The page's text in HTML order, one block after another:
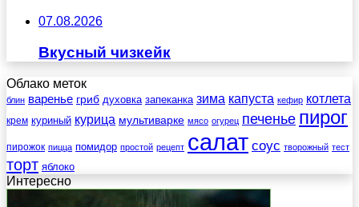
07.08.2026
Вкусный чизкейк
Облако меток
блин варенье гриб духовка запеканка зима капуста кефир котлета
крем куриный курица мультиварке мясо огурец печенье пирог
пирожок пицца помидор простой рецепт салат соус творожный тест
торт яблоко
Интересно